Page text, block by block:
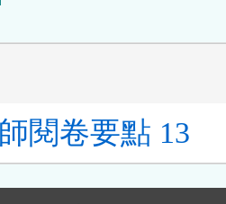
閱卷要點 13